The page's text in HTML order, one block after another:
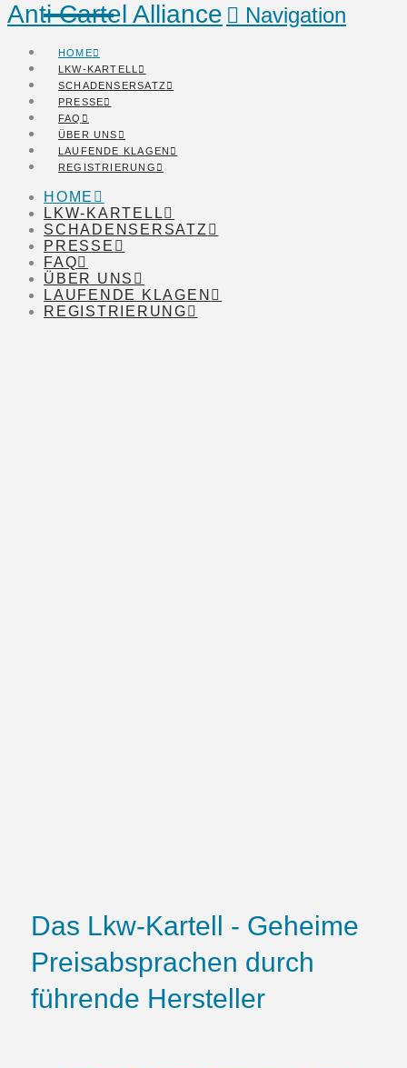
Anti Cartel Alliance Navigation
HOME
LKW-KARTELL
SCHADENSERSATZ
PRESSE
FAQ
ÜBER UNS
LAUFENDE KLAGEN
REGISTRIERUNG
HOME
LKW-KARTELL
SCHADENSERSATZ
PRESSE
FAQ
ÜBER UNS
LAUFENDE KLAGEN
REGISTRIERUNG
Das Lkw-Kartell - Geheime
Preisabsprachen durch
führende Hersteller